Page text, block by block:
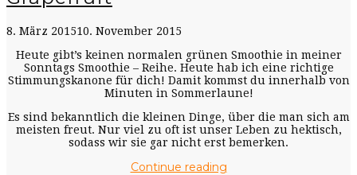
8. März 201510. November 2015
Heute gibt’s keinen normalen grünen Smoothie in meiner
Sonntags Smoothie – Reihe. Heute hab ich eine richtige
Stimmungskanone für dich! Damit kommst du innerhalb von
Minuten in Sommerlaune!
Es sind bekanntlich die kleinen Dinge, über die man sich am
meisten freut. Nur viel zu oft ist unser Leben zu hektisch,
sodass wir sie gar nicht erst bemerken.
Continue reading